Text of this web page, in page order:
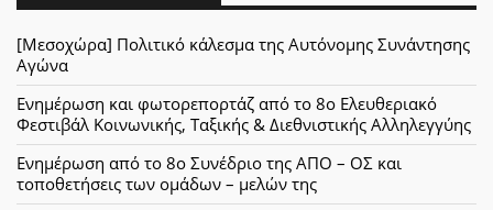
[Μεσοχώρα] Πολιτικό κάλεσμα της Αυτόνομης Συνάντησης
Αγώνα
Ενημέρωση και φωτορεπορτάζ από το 8ο Ελευθεριακό
Φεστιβάλ Κοινωνικής, Ταξικής & Διεθνιστικής Αλληλεγγύης
Ενημέρωση από το 8ο Συνέδριο της ΑΠΟ – ΟΣ και
τοποθετήσεις των ομάδων – μελών της